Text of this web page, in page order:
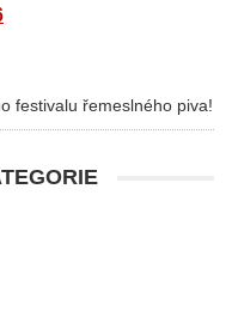
festivalu řemeslného piva!